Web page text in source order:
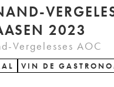
SKYAASEN 2023
Vergelesses AOC
VIN DE